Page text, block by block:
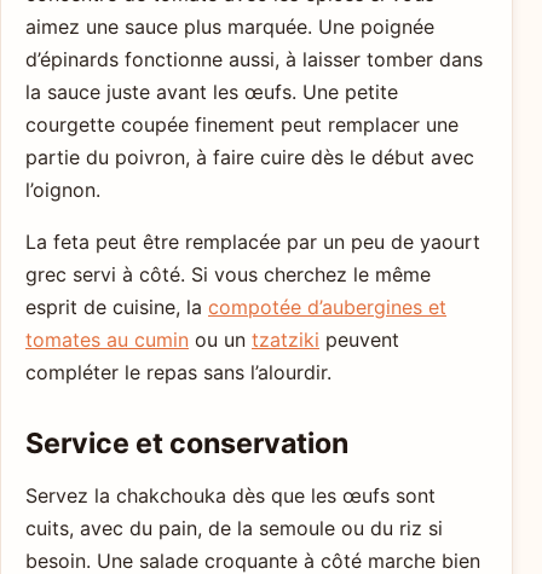
aimez une sauce plus marquée. Une poignée
d’épinards fonctionne aussi, à laisser tomber dans
la sauce juste avant les œufs. Une petite
courgette coupée finement peut remplacer une
partie du poivron, à faire cuire dès le début avec
l’oignon.
La feta peut être remplacée par un peu de yaourt
grec servi à côté. Si vous cherchez le même
esprit de cuisine, la compotée d’aubergines et
tomates au cumin ou un tzatziki peuvent
compléter le repas sans l’alourdir.
Service et conservation
Servez la chakchouka dès que les œufs sont
cuits, avec du pain, de la semoule ou du riz si
besoin. Une salade croquante à côté marche bien